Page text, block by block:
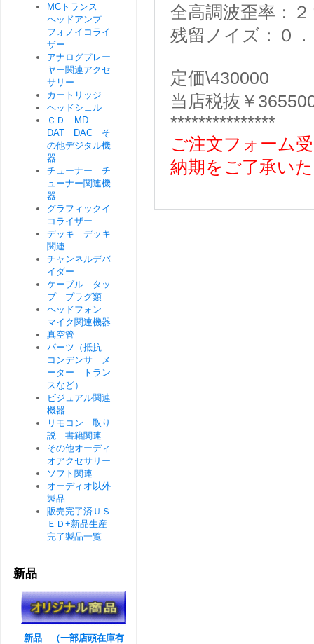
全高調波歪率：
残留ノイズ：０
定価\430000
当店税抜￥
***************
ご注文フォーム
納期をご了承い
MCトランス
ヘッドアンプ
フォノイコライ
ザー
アナログプレー
ヤー関連アクセ
サリー
カートリッジ
ヘッドシェル
ＣＤ MD
DAT DAC そ
の他デジタル機
器
チューナー チ
ューナー関連機
器
グラフィックイ
コライザー
デッキ デッキ
関連
チャンネルデバ
イダー
ケーブル タッ
プ プラグ類
ヘッドフォン
マイク関連機器
真空管
パーツ（抵抗
コンデンサ メ
ーター トラン
スなど）
ビジュアル関連
機器
リモコン 取り
説 書籍関連
その他オーディ
オアクセサリー
ソフト関連
オーディオ以外
製品
販売完了済ＵＳ
ＥＤ+新品生産
完了製品一覧
新品
新品 （一部店頭在庫有